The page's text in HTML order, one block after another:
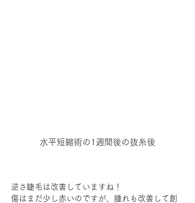
水平短縮術の1週間後の抜糸後
逆さ睫毛は改善していますね！
傷はまだ少し赤いのですが、腫れも改善して創